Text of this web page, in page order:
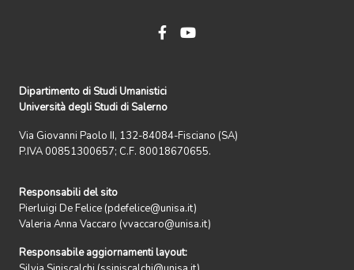
Dipartimento di Studi Umanistici
Università degli Studi di Salerno
Via Giovanni Paolo II, 132-84084-Fisciano (SA)
P.IVA 00851300657; C.F. 80018670655.
Responsabili del sito
Pierluigi De Felice (pdefelice@unisa.it)
Valeria Anna Vaccaro (vvaccaro@unisa.it)
Responsabile aggiornamenti layout: